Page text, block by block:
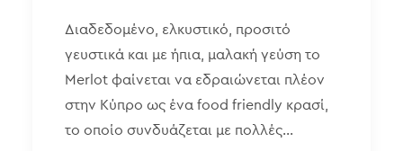
Διαδεδομένο, ελκυστικό, προσιτό
γευστικά και με ήπια, μαλακή γεύση το
Merlot φαίνεται να εδραιώνεται πλέον
στην Κύπρο ως ένα food friendly κρασί,
το οποίο συνδυάζεται με πολλές…